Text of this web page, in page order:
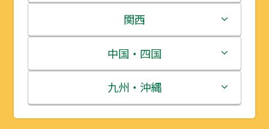
岩手県
宮城県
秋田県
山形県
栃木県
群馬県
埼玉県
千葉県
新潟県
富山県
石川県
福井県
関西
三重県
滋賀県
京都府
中国・四国
鳥取県
島根県
九州・沖縄
福岡県